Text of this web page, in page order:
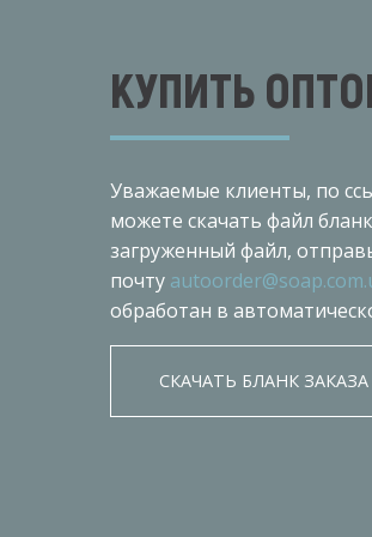
КУПИТЬ
Уважаемые клиенты, по
можете скачать файл
загруженный файл,
почту
обработан в
СКАЧАТЬ БЛАНК ЗАКАЗА